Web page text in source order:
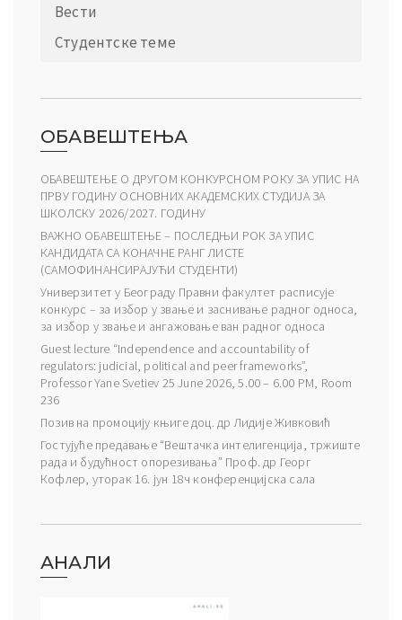
Вести
Студентске теме
ОБАВЕШТЕЊА
ОБАВЕШТЕЊЕ О ДРУГОМ КОНКУРСНОМ РОКУ ЗА УПИС НА
ПРВУ ГОДИНУ ОСНОВНИХ АКАДЕМСКИХ СТУДИЈА ЗА
ШКОЛСКУ 2026/2027. ГОДИНУ
ВАЖНО ОБАВЕШТЕЊЕ – ПОСЛЕДЊИ РОК ЗА УПИС
КАНДИДАТА СА КОНАЧНЕ РАНГ ЛИСТЕ
(САМОФИНАНСИРАЈУЋИ СТУДЕНТИ)
Универзитет у Београду Правни факултет расписује
конкурс – за избор у звање и заснивање радног односа,
за избор у звање и ангажовање ван радног односа
Guest lecture “Independence and accountability of
regulators: judicial, political and peer frameworks”,
Professor Yane Svetiev 25 June 2026, 5.00 – 6.00 PM, Room
236
Позив на промоцију књиге доц. др Лидије Живковић
Гостујуће предавање “Вештачка интелигенција, тржиште
рада и будућност опорезивања” Проф. др Георг
Кофлер, уторак 16. јун 18ч конференцијска сала
АНАЛИ